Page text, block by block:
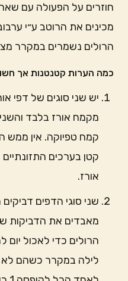
חוזרים על הפעולה עם
מכינים את הרוטב ע״י
הרולים נשמרים במקרר מצויין
כמה הערות קטנטנות אך
יש שני סוגים של דפי
מקמח אורז בלבד
קמח טפיוקה. אין
קטן בערכים
אורז.
שני סוגי הדפים
מאבדים את הדביקות
הרולים כדי לאכול
לילה במקרר כשהם לא